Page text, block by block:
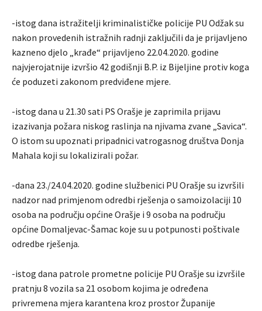
-istog dana istražitelji kriminalističke policije PU Odžak su
nakon provedenih istražnih radnji zaključili da je prijavljeno
kazneno djelo „krađe“ prijavljeno 22.04.2020. godine
najvjerojatnije izvršio 42 godišnji B.P. iz Bijeljine protiv koga
će poduzeti zakonom predviđene mjere.
-istog dana u 21.30 sati PS Orašje je zaprimila prijavu
izazivanja požara niskog raslinja na njivama zvane „Savica“.
O istom su upoznati pripadnici vatrogasnog društva Donja
Mahala koji su lokalizirali požar.
-dana 23./24.04.2020. godine službenici PU Orašje su izvršili
nadzor nad primjenom odredbi rješenja o samoizolaciji 10
osoba na području općine Orašje i 9 osoba na području
općine Domaljevac-Šamac koje su u potpunosti poštivale
odredbe rješenja.
-istog dana patrole prometne policije PU Orašje su izvršile
pratnju 8 vozila sa 21 osobom kojima je određena
privremena mjera karantena kroz prostor Županije